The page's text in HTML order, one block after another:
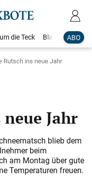
ABO
die Teck Blaulicht
Rutsch ins neue Jahr
Jahr
blieb dem
beim
am Montag über gute
Temperaturen freuen.